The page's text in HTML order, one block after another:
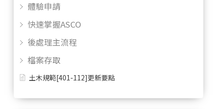
體驗申請
快速掌握ASCO
後處理主流程
檔案存取
土木規範[401-112]更新要點